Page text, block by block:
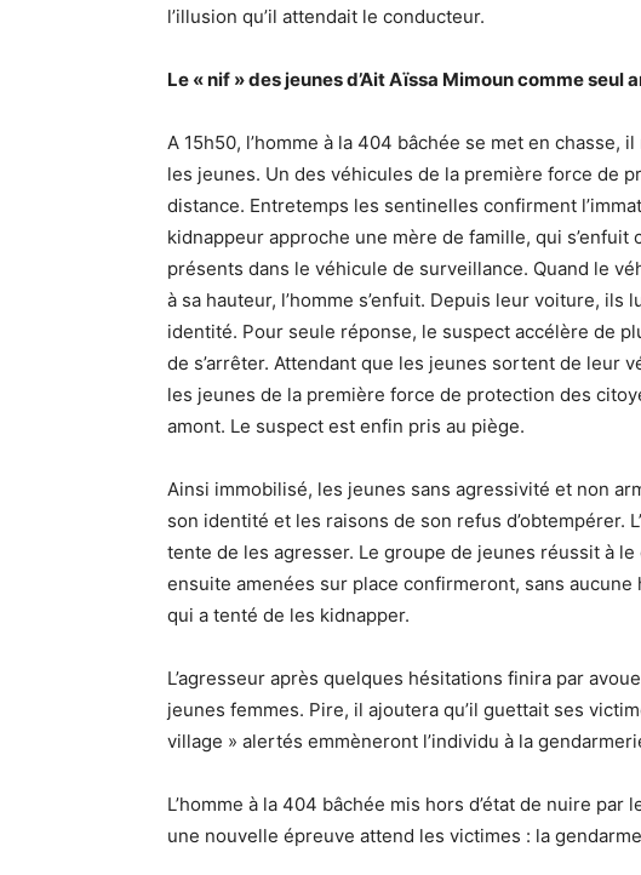
l’illusion qu’il attendait le conducteur.
Le « nif » des jeunes d’Ait Aïssa Mimoun comme seul
A 15h50, l’homme à la 404 bâchée se met en chasse,
les jeunes. Un des véhicules de la première force de
distance. Entretemps les sentinelles confirment
kidnappeur approche une mère de famille, qui
présents dans le véhicule de surveillance. Quand le
à sa hauteur, l’homme s’enfuit. Depuis leur voiture,
identité. Pour seule réponse, le suspect accélère de
de s’arrêter. Attendant que les jeunes sortent de leur
les jeunes de la première force de protection des
amont. Le suspect est enfin pris au piège.
Ainsi immobilisé, les jeunes sans agressivité et non
son identité et les raisons de son refus d’obtempérer.
tente de les agresser. Le groupe de jeunes réussit à
ensuite amenées sur place confirmeront, sans
qui a tenté de les kidnapper.
L’agresseur après quelques hésitations finira par
jeunes femmes. Pire, il ajoutera qu’il guettait ses
village » alertés emmèneront l’individu à la
L’homme à la 404 bâchée mis hors d’état de nuire par
une nouvelle épreuve attend les victimes : la